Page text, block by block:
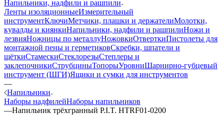
Напильники, надфили и рашпили
Ленты изоляционныеИзмерительный
инструментКлючиМетчики, плашки и держателиМолотки,
кувалды и киянкиНапильники, надфили и рашпилиНожи и
лезвияНожницы по металлуНожовкиОтверткиПистолеты для
монтажной пены и герметиковСкребки, шпатели и
щёткиСтамескиСтеклорезыСтеплеры и
заклепочникиСтрубциныТопорыУровниШарнирно-губцевый
инструмент (ШГИ)Ящики и сумки для инструментов
—
Напильники
Наборы надфилейНаборы напильников
—Напильник трёхгранный P.I.T. HTRF01-0200